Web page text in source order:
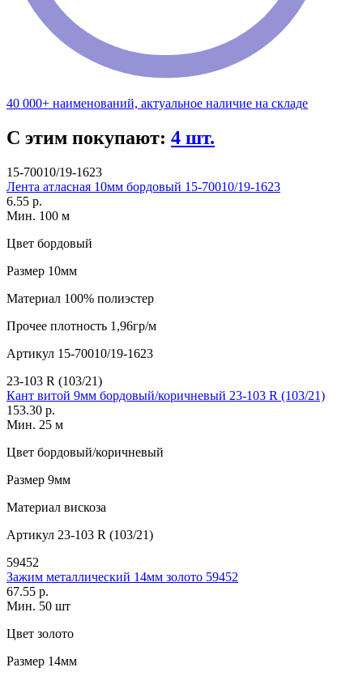
40 000+ наименований, актуальное наличие на складе
С этим покупают: 4 шт.
15-70010/19-1623
Лента атласная 10мм бордовый 15-70010/19-1623
6.55 р.
Мин. 100 м
Цвет бордовый
Размер 10мм
Материал 100% полиэстер
Прочее плотность 1,96гр/м
Артикул 15-70010/19-1623
23-103 R (103/21)
Кант витой 9мм бордовый/коричневый 23-103 R (103/21)
153.30 р.
Мин. 25 м
Цвет бордовый/коричневый
Размер 9мм
Материал вискоза
Артикул 23-103 R (103/21)
59452
Зажим металлический 14мм золото 59452
67.55 р.
Мин. 50 шт
Цвет золото
Размер 14мм